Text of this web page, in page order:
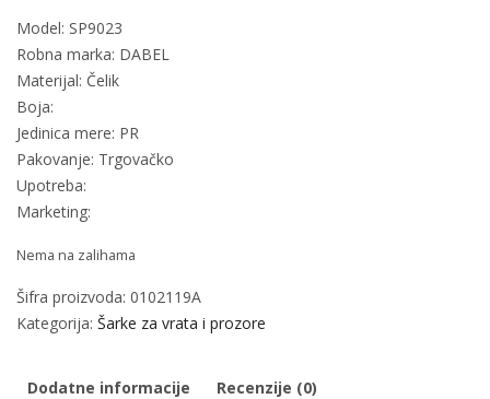
Model: SP9023
Robna marka: DABEL
Materijal: Čelik
Boja:
Jedinica mere: PR
Pakovanje: Trgovačko
Upotreba:
Marketing:
Nema na zalihama
Šifra proizvoda: 0102119A
Kategorija: Šarke za vrata i prozore
Dodatne informacije Recenzije (0)